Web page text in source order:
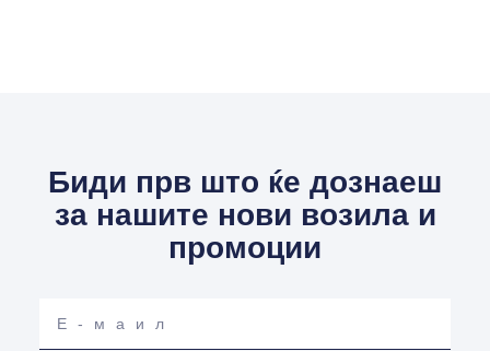
Биди прв што ќе дознаеш
за нашите нови возила и
промоции